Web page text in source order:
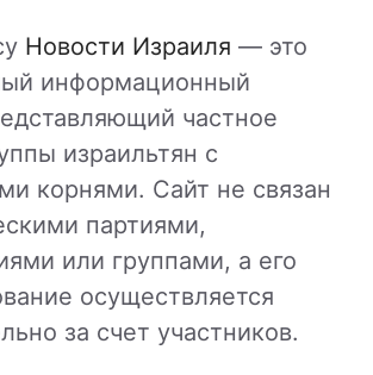
Новости Израиля — это
информационный
частное
израильтян с
корнями. Сайт не связан
партиями,
или группами, а его
осуществляется
за счет участников.